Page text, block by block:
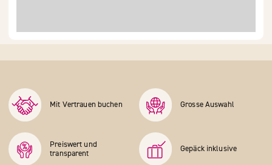
Mit Vertrauen buchen Grosse Auswahl
Preiswert und
transparent
Gepäck inklusive